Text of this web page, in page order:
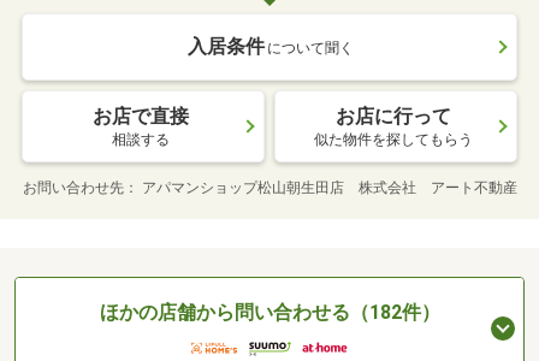
入居条件 について聞く
お店で直接
相談する
お店に行って
似た物件を探してもらう
お問い合わせ先 アパマンショップ松山朝生田店 株式会社 アート不動産
ほかの店舗から問い合わせる（182件）